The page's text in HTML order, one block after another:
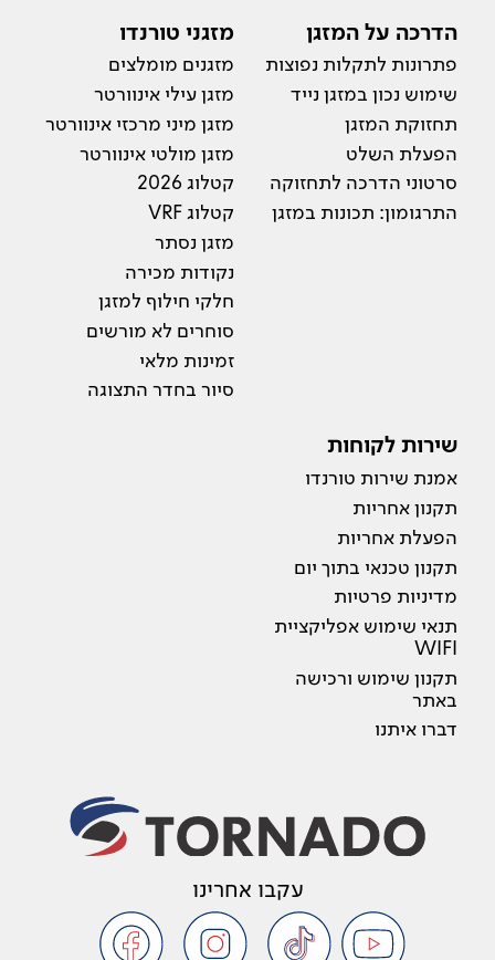
הדרכה על המזגן
פתרונות לתקלות נפוצות
שימוש נכון במזגן נייד
תחזוקת המזגן
הפעלת השלט
סרטוני הדרכה לתחזוקה
התרגומון: תכונות במזגן
מזגני טורנדו
מזגנים מומלצים
מזגן עילי אינוורטר
מזגן מיני מרכזי אינוורטר
מזגן מולטי אינוורטר
קטלוג 2026
קטלוג VRF
מזגן נסתר
נקודות מכירה
חלקי חילוף למזגן
סוחרים לא מורשים
זמינות מלאי
סיור בחדר התצוגה
שירות לקוחות
אמנת שירות טורנדו
תקנון אחריות
הפעלת אחריות
תקנון טכנאי בתוך יום
מדיניות פרטיות
תנאי שימוש אפליקציית
WIFI
תקנון שימוש ורכישה
באתר
דברו איתנו
עקבו אחרינו